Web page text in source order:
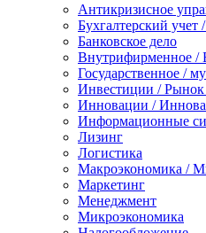
Антикризисное
Бухгалтерский учет
Банковское дело
Внутрифирменное /
Государственное /
Инвестиции /
Инновации /
Информационные
Лизинг
Логистика
Макроэкономика /
Маркетинг
Менеджмент
Микроэкономика